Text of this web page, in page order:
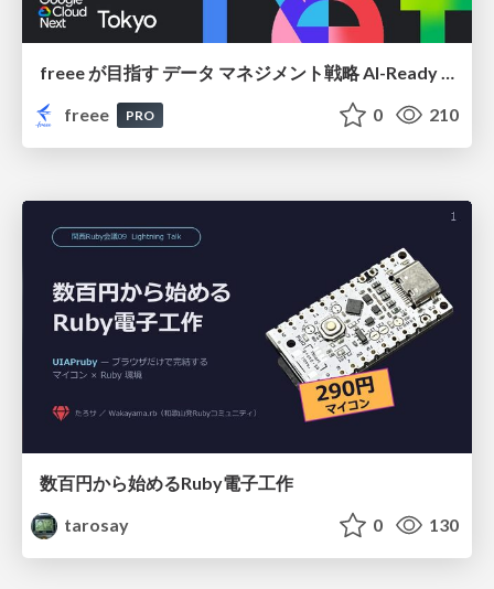
freee
PRO 0 210
数百円から始めるRuby電子工作
tarosay
0 130